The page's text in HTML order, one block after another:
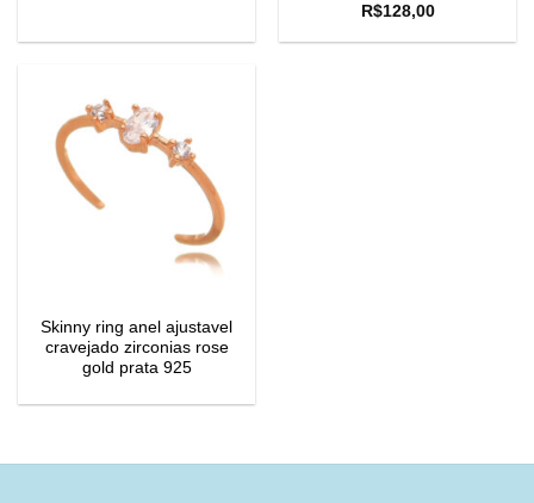
R$128,00
Skinny ring anel ajustavel
cravejado zirconias rose
gold prata 925